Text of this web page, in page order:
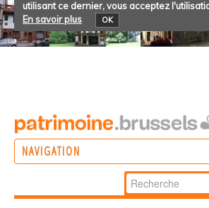
utilisant ce dernier, vous acceptez
En savoir plus
OK
NAVIGATION
Chercher par
Recherche